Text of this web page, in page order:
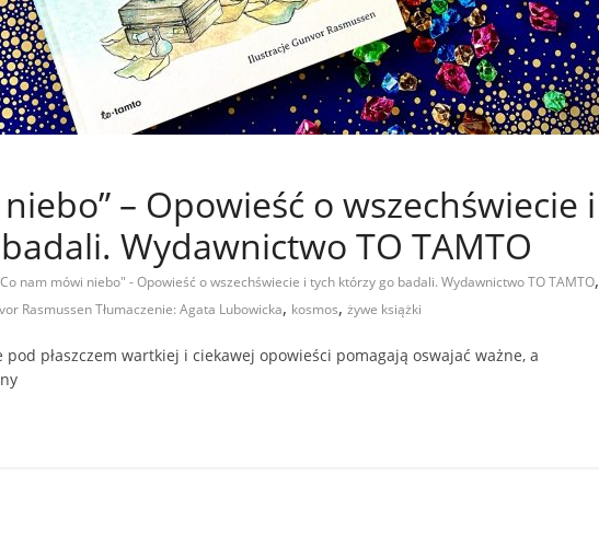
– Opowieść o wszechświecie i
Wydawnictwo TO TAMTO
nam mówi niebo" - Opowieść o wszechświecie i tych którzy go badali. Wydawnictwo TO TAMTO,
Rasmussen Tłumaczenie: Agata Lubowicka, kosmos, żywe książki
pod płaszczem wartkiej i ciekawej opowieści pomagają oswajać ważne, a